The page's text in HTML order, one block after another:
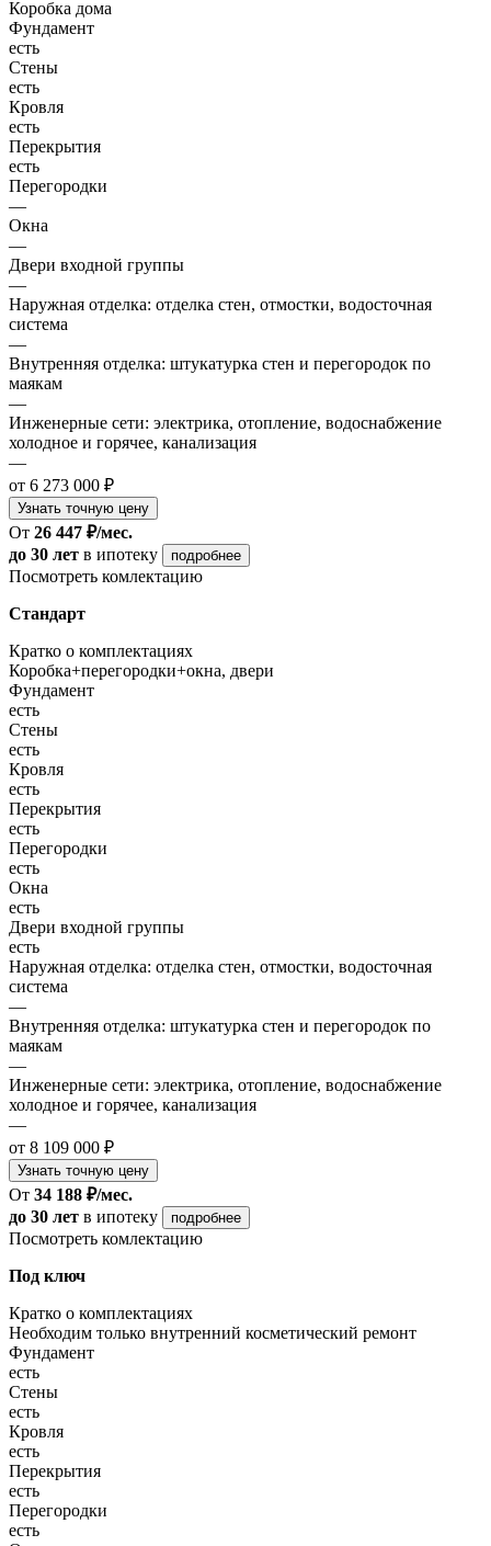
Коробка дома
Фундамент
есть
Стены
есть
Кровля
есть
Перекрытия
есть
Перегородки
—
Окна
—
Двери входной группы
—
Наружная отделка: отделка стен, отмостки, водосточная
система
—
Внутренняя отделка: штукатурка стен и перегородок по
маякам
—
Инженерные сети: электрика, отопление, водоснабжение
холодное и горячее, канализация
—
от 6 273 000 ₽
Узнать точную цену
От 26 447 ₽/мес.
до 30 лет в ипотеку подробнее
Посмотреть комлектацию
Стандарт
Кратко о комплектациях
Коробка+перегородки+окна, двери
Фундамент
есть
Стены
есть
Кровля
есть
Перекрытия
есть
Перегородки
есть
Окна
есть
Двери входной группы
есть
Наружная отделка: отделка стен, отмостки, водосточная
система
—
Внутренняя отделка: штукатурка стен и перегородок по
маякам
—
Инженерные сети: электрика, отопление, водоснабжение
холодное и горячее, канализация
—
от 8 109 000 ₽
Узнать точную цену
От 34 188 ₽/мес.
до 30 лет в ипотеку подробнее
Посмотреть комлектацию
Под ключ
Кратко о комплектациях
Необходим только внутренний косметический ремонт
Фундамент
есть
Стены
есть
Кровля
есть
Перекрытия
есть
Перегородки
есть